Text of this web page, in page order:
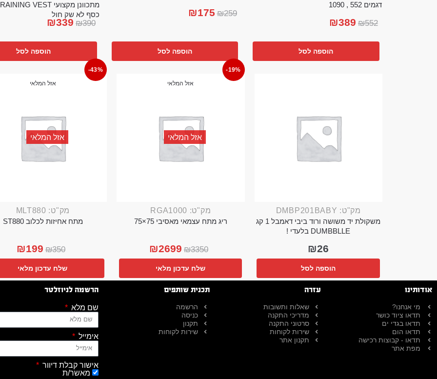
דגמים 552 , 1090
₪552
₪389
הוספה לסל
₪259
₪175
הוספה לסל
כסף לא שק חול
₪390
₪339
הוספה לסל
מק"ט: DMBP201BABY
משקולת יד משושה ורוד ביבי דאמבל 1 קג
DUMBBLLE בלעדי !
₪26
הוספה לסל
-19%
אזל המלאי
אזל המלאי
מק"ט: RGA1000
ריג מתח עצמאי מאסיבי 75×75
₪3350
₪2699
שלח עדכון מלאי
-43%
אזל המלאי
אזל המלאי
מק"ט: MLT880
מתח אחיזות לכלוב ST880
₪350
₪199
שלח עדכון מלאי
אודותינו
מי אנחנו?
תדאו ציוד כושר
תדאו בגדי ים
תדאו הום
תדאו - קבוצות רכישה
מפת אתר
עזרה
שאלות ותשובות
מדריכי התקנה
סרטוני התקנה
שירות לקוחות
תקנון אתר
תכנית שותפים
הרשמה
כניסה
תקנון
שירות לקוחות
הרשמה לניוזלטר
שם מלא
אימייל
אישור קבלת דיוור
מאשר/ת